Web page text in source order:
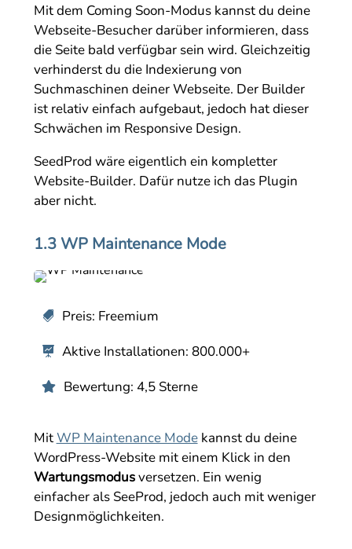
Mit dem Coming Soon-Modus kannst du deine
Webseite-Besucher darüber informieren, dass
die Seite bald verfügbar sein wird. Gleichzeitig
verhinderst du die Indexierung von
Suchmaschinen deiner Webseite. Der Builder
ist relativ einfach aufgebaut, jedoch hat dieser
Schwächen im Responsive Design.
SeedProd wäre eigentlich ein kompletter
Website-Builder. Dafür nutze ich das Plugin
aber nicht.
1.3 WP Maintenance Mode
 Preis: Freemium
 Aktive Installationen: 800.000+
 Bewertung: 4,5 Sterne
MitWP Maintenance Modekannst du deine
WordPress-Website mit einem Klick in den
Wartungsmodusversetzen. Ein wenig
einfacher als SeeProd, jedoch auch mit weniger
Designmöglichkeiten.